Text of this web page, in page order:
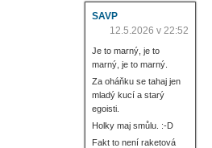
SAVP
12.5.2026 v 22:52
Je to marný, je to
marný, je to marný.
Za oháňku se tahaj jen
mladý kucí a starý
egoisti.
Holky maj smůlu. :-D
Fakt to není raketová